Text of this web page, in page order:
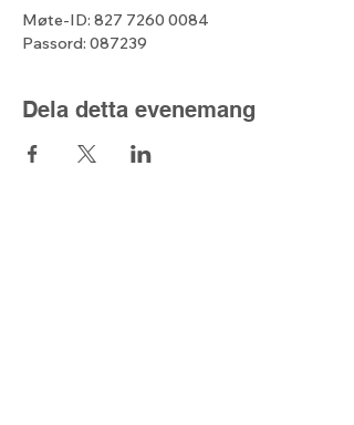
Møte-ID: 827 7260 0084
Passord: 087239
Dela detta evenemang